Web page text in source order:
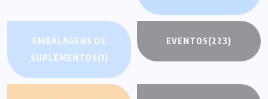
EMBALAGENS DE
SUPLEMENTOS(1)
EVENTOS(223)